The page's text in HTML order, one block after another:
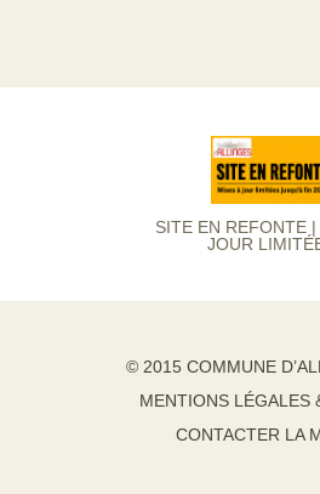
SITE EN REFONTE
JOUR
© 2015 COMMUNE
MENTIONS LÉGALES
CONTACTER LA